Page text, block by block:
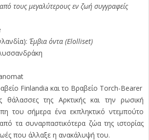
τους μεγαλύτερους εν ζωή συγγραφείς
Έμβια όντα (Elolliset)
Finlandia και το Βραβείο Torch-Bearer
θάλασσες της Αρκτικής και την ρωσική
του σήμερα ένα εκπληκτικό ντεμπούτο
τα συναρπαστικότερα ζώα της ιστορίας
που άλλαξε η ανακάλυψή του.